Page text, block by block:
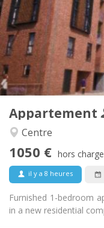
Appartement
Centre
1050 € hors
il y a 8 heures
Furnished 1-bedroom
in a new residential